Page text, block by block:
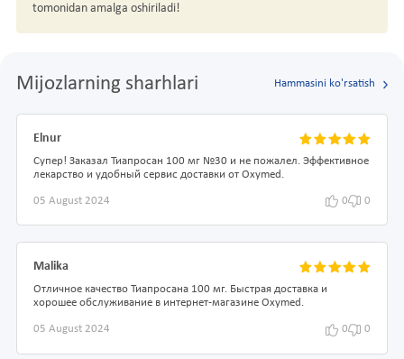
tomonidan amalga oshiriladi!
Mijozlarning sharhlari Hammasini ko'rsatish
Elnur
Супер! Заказал Тиапросан 100 мг №30 и не пожалел. Эффективное
лекарство и удобный сервис доставки от Oxymed.
05 August 2024 0 0
Malika
Отличное качество Тиапросана 100 мг. Быстрая доставка и
хорошее обслуживание в интернет-магазине Oxymed.
05 August 2024 0 0